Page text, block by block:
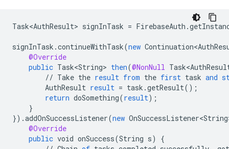
Task<AuthResult> signInTask = FirebaseAuth .
signInTask .continueWithTask(new
@Override
public Task<String> then(@NonNull
// Take the result from the first task and
AuthResult result = task .getResult();
return doSomething(result);
}
}).addOnSuccessListener(new
@Override
public void onSuccess(String s)
{